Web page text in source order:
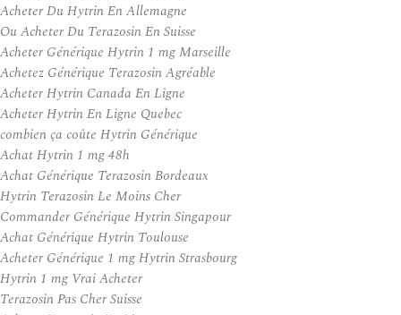
Acheter Du Hytrin En Allemagne
Ou Acheter Du Terazosin En Suisse
Acheter Générique Hytrin 1 mg Marseille
Achetez Générique Terazosin Agréable
Acheter Hytrin Canada En Ligne
Acheter Hytrin En Ligne Quebec
combien ça coûte Hytrin Générique
Achat Hytrin 1 mg 48h
Achat Générique Terazosin Bordeaux
Hytrin Terazosin Le Moins Cher
Commander Générique Hytrin Singapour
Achat Générique Hytrin Toulouse
Acheter Générique 1 mg Hytrin Strasbourg
Hytrin 1 mg Vrai Acheter
Terazosin Pas Cher Suisse